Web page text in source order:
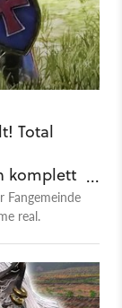
Total
komplett
Fangemeinde
real.